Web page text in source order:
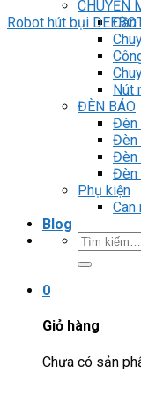
CHUYỂN
Nút
ĐÈN BÁO
Đèn
Đèn
Đèn
Đèn
Phụ kiện
Can
Blog
Tìm
kiếm:
0
Giỏ hàng
Chưa có sản
Robot hút bụi